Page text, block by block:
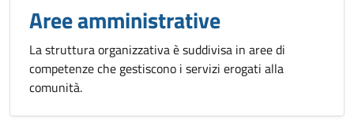
Aree amministrative
La struttura organizzativa è suddivisa in aree di
competenze che gestiscono i servizi erogati alla
comunità.